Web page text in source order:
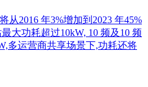
从2016 年3%增加到2023 年45%
大功耗超过10kW, 10 频及10 频
多运营商共享场景下,功耗还将